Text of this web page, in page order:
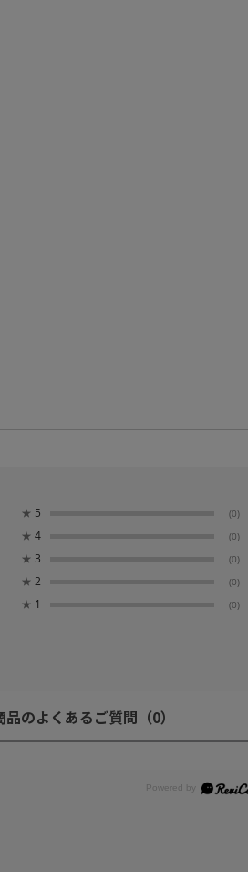
★ 5 (0)
★ 4 (0)
★ 3 (0)
★ 2 (0)
★ 1 (0)
品のよくあるご質問 （0）